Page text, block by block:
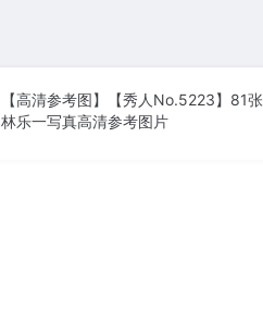
【高清参考图】【秀人No.5223】81张
林乐一写真高清参考图片